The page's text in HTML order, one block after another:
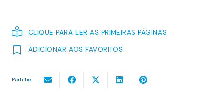
CLIQUE PARA LER AS PRIMEIRAS PÁGINAS
ADICIONAR AOS FAVORITOS
Partilhe: